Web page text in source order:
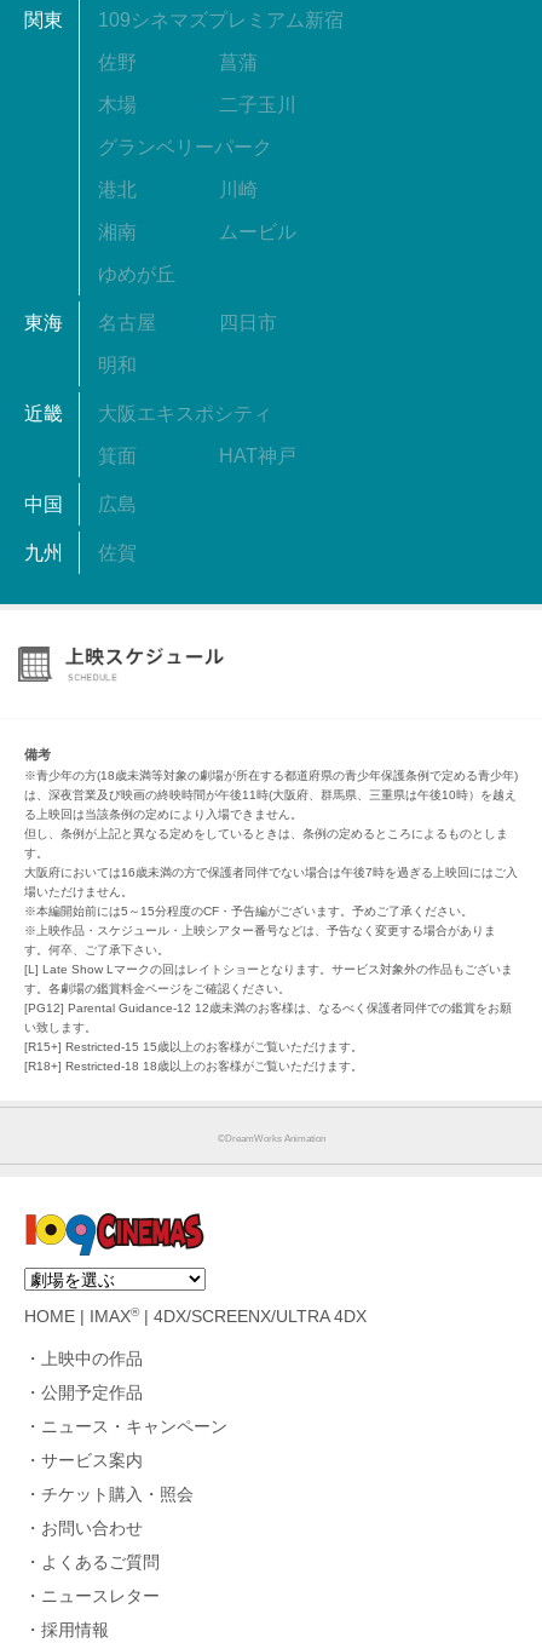
関東 109シネマズプレミアム新宿
佐野 菖蒲
木場 二子玉川
グランベリーパーク
港北 川崎
湘南 ムービル
ゆめが丘
東海 名古屋 四日市
明和
近畿 大阪エキスポシティ
箕面 HAT神戸
中国 広島
九州 佐賀
備考
※青少年の方(18歳未満等対象の劇場が所在する都道府県の青少年保護条例で定める青少年)
は、深夜営業及び映画の終映時間が午後11時(大阪府、群馬県、三重県は午後10時）を越え
る上映回は当該条例の定めにより入場できません。
但し、条例が上記と異なる定めをしているときは、条例の定めるところによるものとしま
す。
大阪府においては16歳未満の方で保護者同伴でない場合は午後7時を過ぎる上映回にはご入
場いただけません。
※本編開始前には5～15分程度のCF・予告編がございます。予めご了承ください。
※上映作品・スケジュール・上映シアター番号などは、予告なく変更する場合がありま
す。何卒、ご了承下さい。
[L] Late Show Lマークの回はレイトショーとなります。サービス対象外の作品もございま
す。各劇場の鑑賞料金ページをご確認ください。
[PG12] Parental Guidance-12 12歳未満のお客様は、なるべく保護者同伴での鑑賞をお願
い致します。
[R15+] Restricted-15 15歳以上のお客様がご覧いただけます。
[R18+] Restricted-18 18歳以上のお客様がご覧いただけます。
©DreamWorks Animation
HOME IMAX®| 4DX/SCREENX/ULTRA 4DX
上映中の作品
公開予定作品
ニュース・キャンペーン
サービス案内
チケット購入・照会
お問い合わせ
よくあるご質問
ニュースレター
採用情報